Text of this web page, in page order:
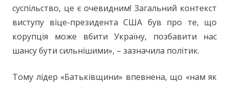
суспільство, це є очевидним! Загальний контекст
виступу віце-президента США був про те, що
корупція може вбити Україну, позбавити нас
шансу бути сильнішими», – зазначила політик.
Тому лідер «Батьківщини» впевнена, що «нам як